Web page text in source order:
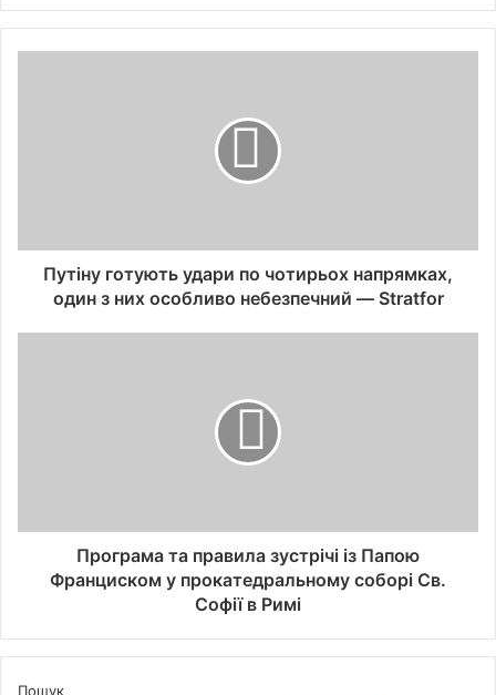
Путіну готують удари по чотирьох напрямках,
один з них особливо небезпечний — Stratfor
Програма та правила зустрічі із Папою
Франциском у прокатедральному соборі Св.
Софії в Римі
Пошук